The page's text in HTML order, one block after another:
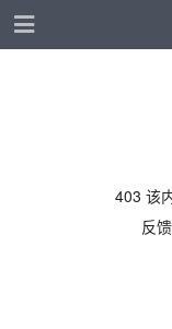
403 该
反